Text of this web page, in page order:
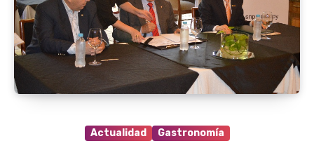
Actualidad Gastronomía